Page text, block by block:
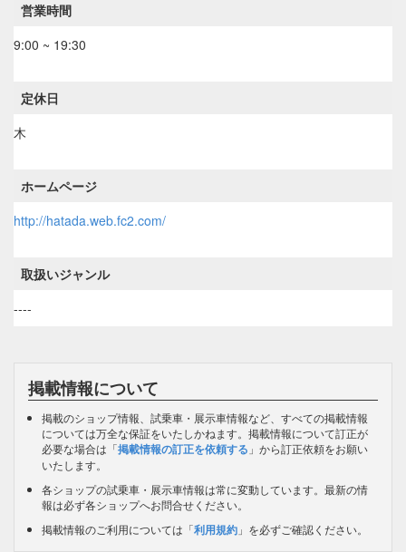
営業時間
9:00 ~ 19:30
定休日
木
ホームページ
http://hatada.web.fc2.com/
取扱いジャンル
----
掲載情報について
掲載のショップ情報、試乗車・展示車情報など、すべての掲載情報
については万全な保証をいたしかねます。掲載情報について訂正が
必要な場合は「掲載情報の訂正を依頼する 」から訂正依頼をお願い
いたします。
各ショップの試乗車・展示車情報は常に変動しています。最新の情
報は必ず各ショップへお問合せください。
掲載情報のご利用については「利用規約 」を必ずご確認ください。